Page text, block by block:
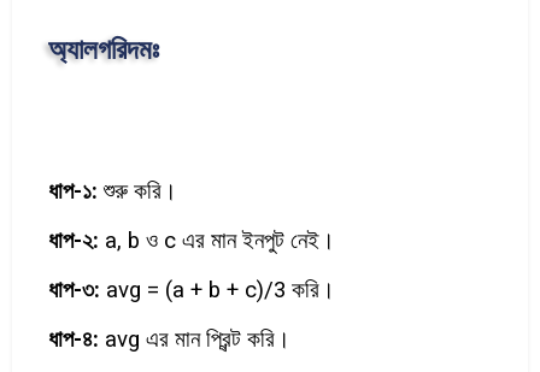
অ্যালগরিদমঃ
ধাপ-১: শুরু করি।
ধাপ-২: a, b ও c এর মান ইনপুট নেই।
ধাপ-৩: avg = (a + b + c)/3 করি।
ধাপ-৪: avg এর মান প্রিন্ট করি।